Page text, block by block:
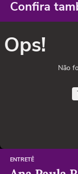
Confira
Ops!
Não
ENTRETÊ